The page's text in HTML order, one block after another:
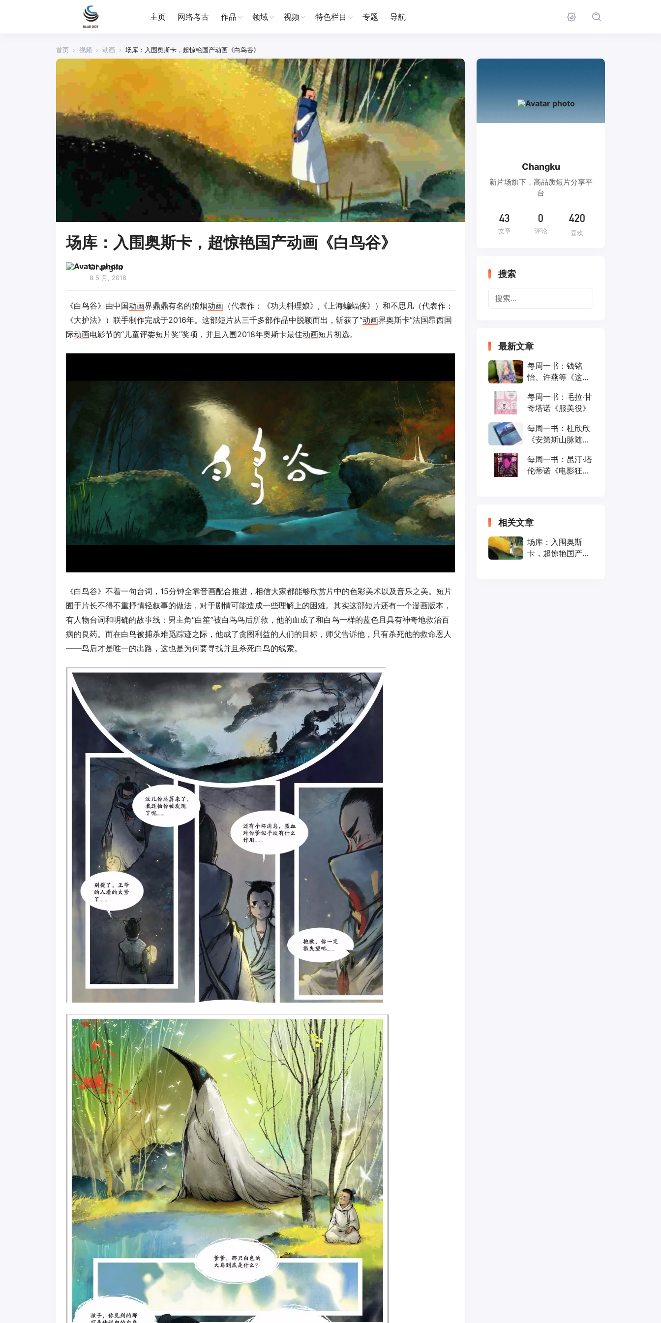
主页 网络考古 作品 领域 视频 特色栏目 专题 导航
首页 › 视频 › 动画 › 场库：入围奥斯卡，超惊艳国产动画《白鸟谷》
场库：入围奥斯卡，超惊艳国产动画《白鸟谷》
Changku
8 5 月, 2018
《白鸟谷》由中国动画界鼎鼎有名的狼烟动画 （代表作：《功夫料理娘》,《上海蝙蝠侠》）和不思凡（代表作：
《大护法》）联手制作完成于2016年。这部短片从三千多部作品中脱颖而出，斩获了“动画界奥斯卡”法国昂西国
际动画电影节的“儿童评委短片奖”奖项，并且入围2018年奥斯卡最佳动画短片初选。
《白鸟谷》不着一句台词，15分钟全靠音画配合推进，相信大家都能够欣赏片中的色彩美术以及音乐之美。短片
囿于片长不得不重抒情轻叙事的做法，对于剧情可能造成一些理解上的困难。其实这部短片还有一个漫画版本，
有人物台词和明确的故事线：男主角“白笙”被白鸟鸟后所救，他的血成了和白鸟一样的蓝色且具有神奇地救治百
病的良药。而在白鸟被捕杀难觅踪迹之际，他成了贪图利益的人们的目标，师父告诉他，只有杀死他的救命恩人
——鸟后才是唯一的出路，这也是为何要寻找并且杀死白鸟的线索。
Changku
新片场旗下，高品质短片分享平
台
43
文章
0
评论
420
喜欢
搜索
最新文章
每周一书：钱铭
怡、许燕等《这就
每周一书：毛拉·甘
奇塔诺《服美役》
每周一书：杜欣欣
《安第斯山脉随
每周一书：昆汀·塔
伦蒂诺《电影狂
相关文章
场库：入围奥斯
卡，超惊艳国产动